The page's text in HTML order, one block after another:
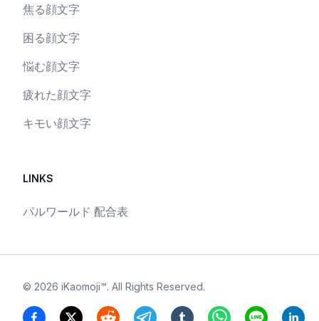
焦る顔文字
困る顔文字
悩む顔文字
疲れた顔文字
キモい顔文字
LINKS
パルワールド 配合表
© 2026 iKaomoji™. All Rights Reserved.